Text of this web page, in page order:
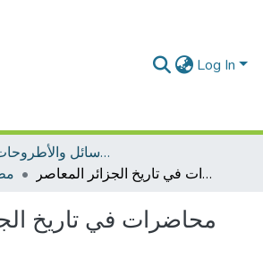
Log In
الرسائل والأطروحات الأكاديمية
محاضرات في تاريخ الجزائر المعاصر
محاضرات في تاريخ